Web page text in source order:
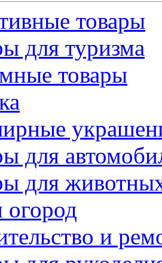
товары
для туризма
товары
для
для
огород
и